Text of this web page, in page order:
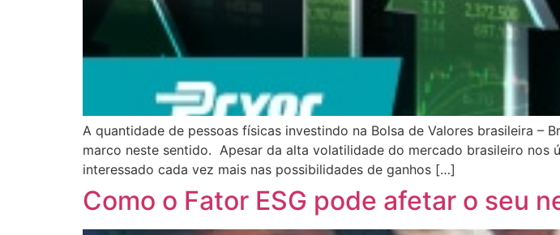
A quantidade de pessoas físicas investindo na Bolsa de Valores brasileira –
marco neste sentido. Apesar da alta volatilidade do mercado brasileiro nos
interessado cada vez mais nas possibilidades de ganhos […]
Como o Fator ESG pode afetar o seu